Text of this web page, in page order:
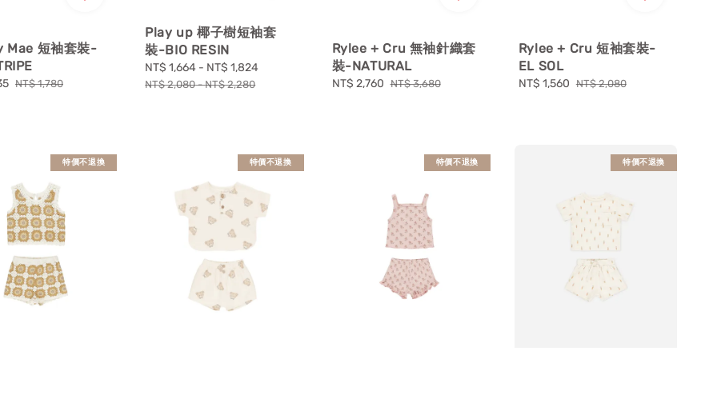
Mae 短袖套裝-
Regular
NT$ 1,780
Play up 椰子樹短袖套
裝-BIO RESIN
Sale
price
NT$ 1,664 - NT$ 1,824
NT$ 2,080-NT$ 2,280
Rylee + Cru 無袖針織套
裝-NATURAL
Sale
NT$ 2,760 Regular
NT$ 3,680
Rylee + Cru 短袖套裝-
EL SOL
Sale
NT$ 1,560 Regular
NT$ 2,080
特價不退換 特價不退換 特價不退換 特價不退換